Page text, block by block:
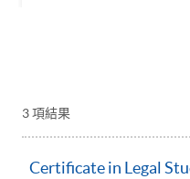
3 項結果
Certificate in Legal